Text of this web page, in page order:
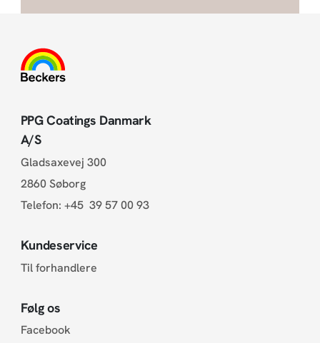
PPG Coatings Danmark
A/S
Gladsaxevej 300
2860 Søborg
Telefon: +45 39 57 00 93
Kundeservice
Til forhandlere
Følg os
Facebook